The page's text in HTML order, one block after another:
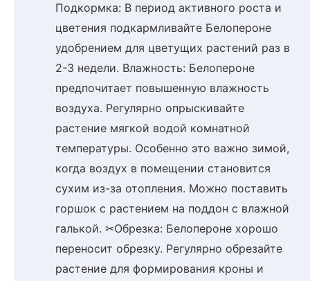
Подкормка: В период активного роста и
цветения подкармливайте Белопероне
удобрением для цветущих растений раз в
2-3 недели. Влажность: Белопероне
предпочитает повышенную влажность
воздуха. Регулярно опрыскивайте
растение мягкой водой комнатной
температуры. Особенно это важно зимой,
когда воздух в помещении становится
сухим из-за отопления. Можно поставить
горшок с растением на поддон с влажной
галькой. ✂Обрезка: Белопероне хорошо
переносит обрезку. Регулярно обрезайте
растение для формирования кроны и